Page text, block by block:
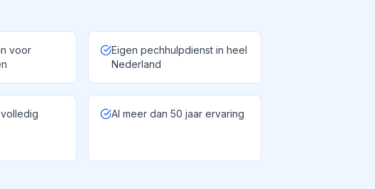
voor
Eigen pechhulpdienst in heel
Nederland
Al meer dan 50 jaar ervaring